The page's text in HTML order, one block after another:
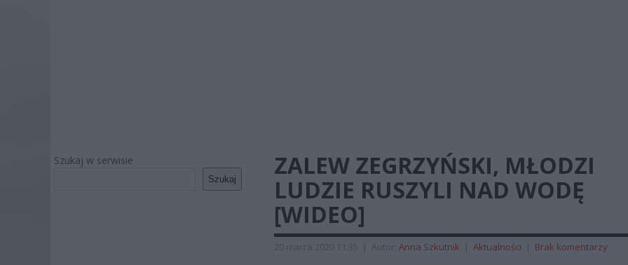
Szukaj w serwisie
Szukaj
ZALEW ZEGRZYŃSKI, MŁODZI
LUDZIE RUSZYLI NAD WODĘ
[WIDEO]
20 marca 2020 11:35 | Autor: Anna Szkutnik | Aktualności | Brak komentarzy